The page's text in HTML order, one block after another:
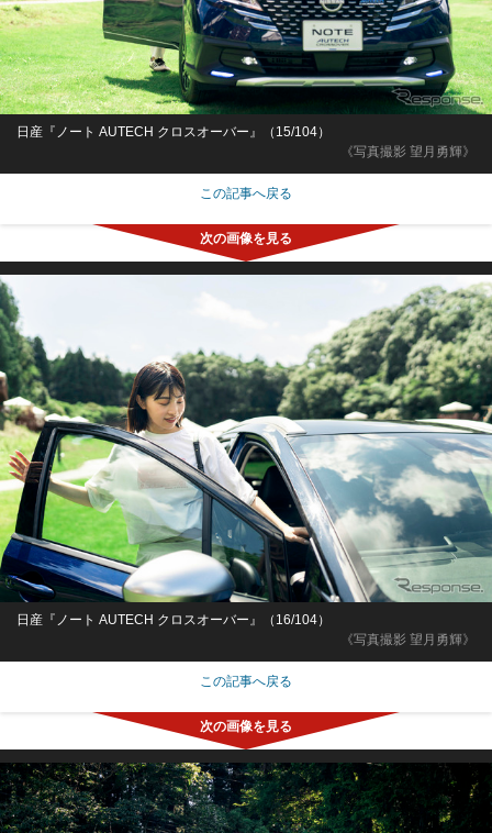
《写真撮影 望月勇輝》
日産『ノート AUTECH クロスオーバー』（15/104）
この記事へ戻る
《写真撮影 望月勇輝》
日産『ノート AUTECH クロスオーバー』（16/104）
この記事へ戻る